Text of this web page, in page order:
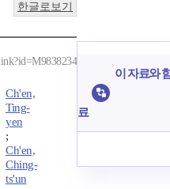
한글로보기
Ch'en,
Ting-
yen
;
Ch'en,
Ching-
ts'un
이 자료와
료